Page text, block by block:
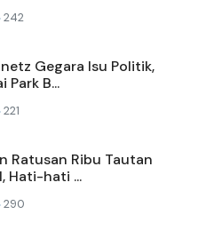
242
Gegara Isu Politik,
Park B...
221
Ratusan Ribu Tautan
Hati-hati ...
290